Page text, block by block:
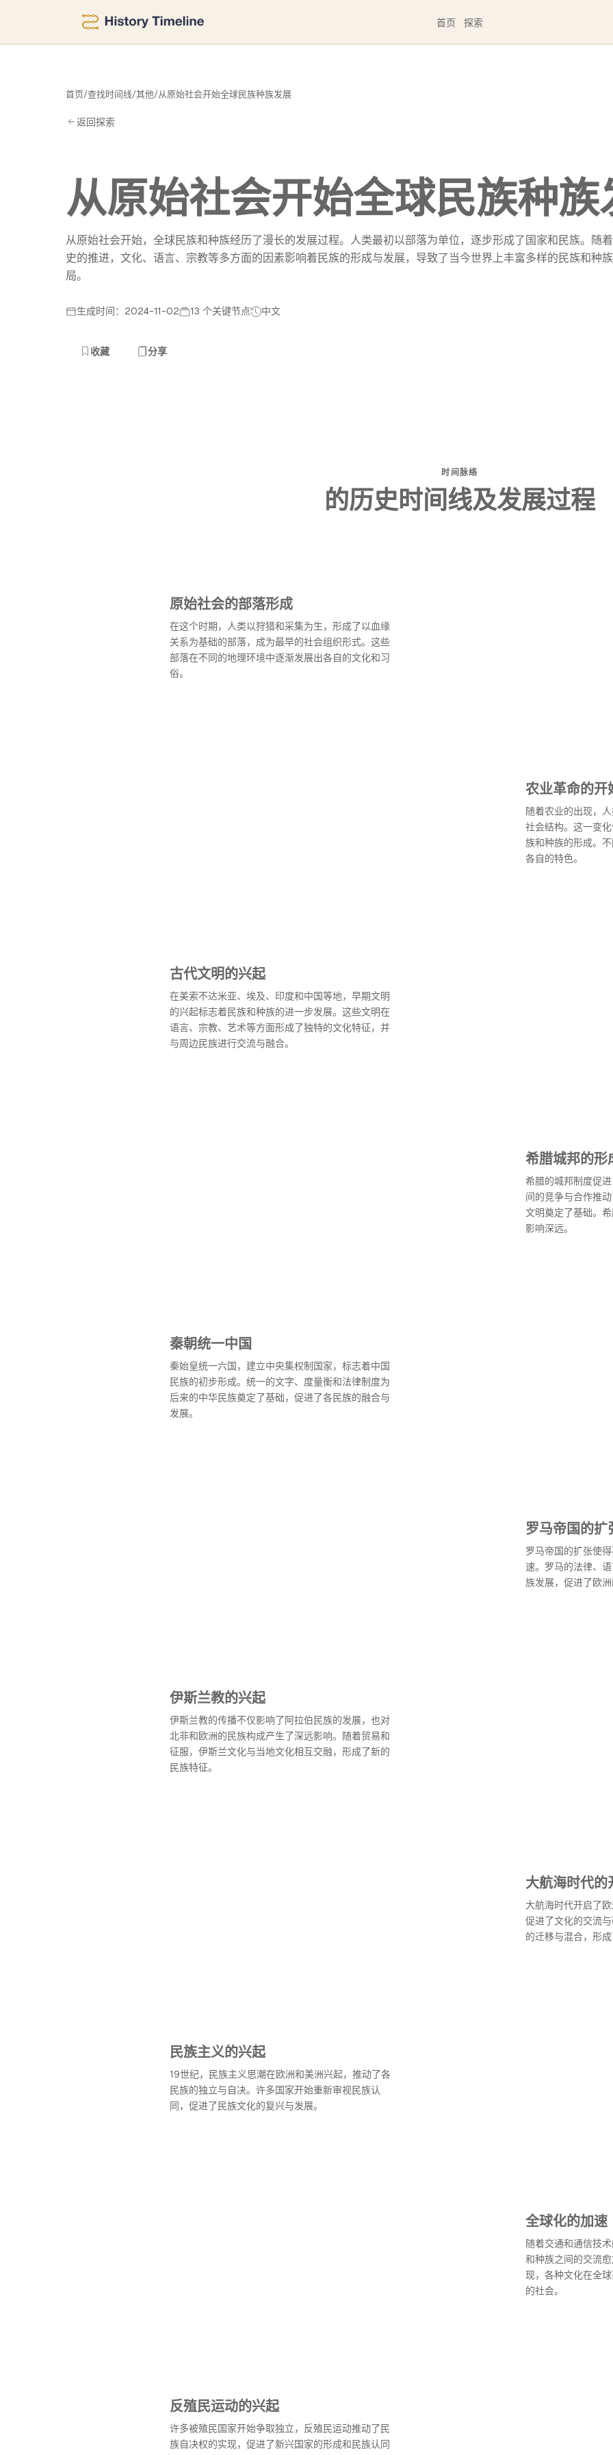
首页 探索
首页/查找时间线/其他/从原始社会开始全球民族种族发展
返回探索
从原始社会开始全球民族种族
从原始社会开始，全球民族和种族经历了漫长的发展过程。人类最初以部落为单位，逐步形成了国家和民族。随
史的推进，文化、语言、宗教等多方面的因素影响着民族的形成与发展，导致了当今世界上丰富多样的民族和种
局。
生成时间：2024-11-02 13 个关键节点 中文
收藏 分享
时间脉络
的历史时间线及发展过程
原始社会的部落形成
在这个时期，人类以狩猎和采集为生，形成了以血缘
关系为基础的部落，成为最早的社会组织形式。这些
部落在不同的地理环境中逐渐发展出各自的文化和习
俗。
农业革命的开
随着农业的出现，
社会结构。这一变
族和种族的形成。
各自的特色。
古代文明的兴起
在美索不达米亚、埃及、印度和中国等地，早期文明
的兴起标志着民族和种族的进一步发展。这些文明在
语言、宗教、艺术等方面形成了独特的文化特征，并
与周边民族进行交流与融合。
希腊城邦的形
希腊的城邦制度促
间的竞争与合作推
文明奠定了基础。
影响深远。
秦朝统一中国
秦始皇统一六国，建立中央集权制国家，标志着中国
民族的初步形成。统一的文字、度量衡和法律制度为
后来的中华民族奠定了基础，促进了各民族的融合与
发展。
罗马帝国的扩
罗马帝国的扩张使
速。罗马的法律、
族发展，促进了欧
伊斯兰教的兴起
伊斯兰教的传播不仅影响了阿拉伯民族的发展，也对
北非和欧洲的民族构成产生了深远影响。随着贸易和
征服，伊斯兰文化与当地文化相互交融，形成了新的
民族特征。
大航海时代的
大航海时代开启了
促进了文化的交流
的迁移与混合，形
民族主义的兴起
19世纪，民族主义思潮在欧洲和美洲兴起，推动了各
民族的独立与自决。许多国家开始重新审视民族认
同，促进了民族文化的复兴与发展。
全球化的加速
随着交通和通信技
和种族之间的交流
现，各种文化在全
的社会。
反殖民运动的兴起
许多被殖民国家开始争取独立，反殖民运动推动了民
族自决权的实现，促进了新兴国家的形成和民族认同